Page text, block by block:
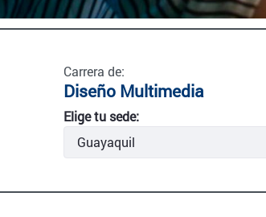
Carrera de:
Diseño Multimedia
Elige tu sede: